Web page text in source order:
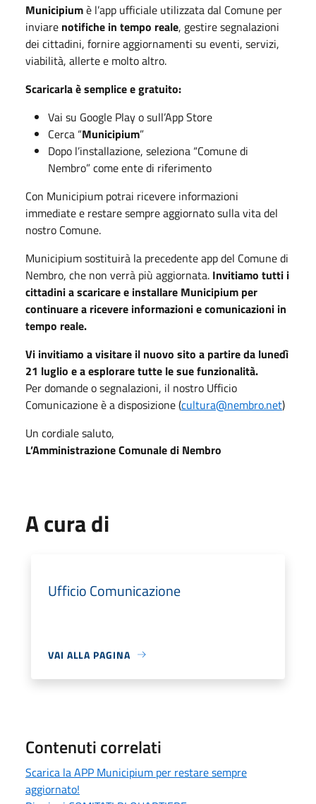
Municipiumè l’app ufficiale utilizzata dal Comune per
inviare notifiche in tempo reale, gestire segnalazioni
dei cittadini, fornire aggiornamenti su eventi, servizi,
viabilità, allerte e molto altro.
Scaricarla è semplice e gratuito:
Vai su Google Play o sull’App Store
Cerca “Municipium”
Dopo l’installazione, seleziona “Comune di
Nembro” come ente di riferimento
Con Municipium potrai ricevere informazioni
immediate e restare sempre aggiornato sulla vita del
nostro Comune.
Municipium sostituirà la precedente app del Comune di
Nembro, che non verrà più aggiornata. Invitiamo tutti i
cittadini a scaricare e installare Municipium per
continuare a ricevere informazioni e comunicazioni in
tempo reale.
Vi invitiamo a visitare il nuovo sito a partire da lunedì
21 luglio e a esplorare tutte le sue funzionalità.
Per domande o segnalazioni, il nostro Ufficio
Comunicazione è a disposizione (cultura@nembro.net)
Un cordiale saluto,
L’Amministrazione Comunale di Nembro
A cura di
Ufficio Comunicazione
VAI ALLA PAGINA
Contenuti correlati
Scarica la APP Municipium per restare sempre
aggiornato!